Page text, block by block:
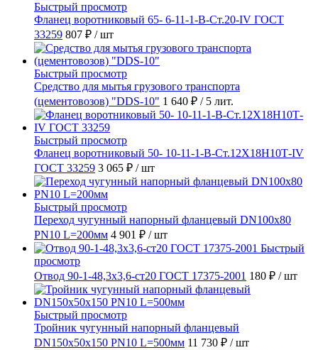
Быстрый просмотр
Фланец воротниковый 65- 6-11-1-B-Ст.20-IV ГОСТ
33259 807 ₽ / шт
Быстрый просмотр
Средство для мытья грузового транспорта
(цементовозов) "DDS-10" 1 640 ₽ / 5 лит.
Быстрый просмотр
Фланец воротниковый 50- 10-11-1-B-Ст.12Х18Н10Т-IV
ГОСТ 33259 3 065 ₽ / шт
Быстрый просмотр
Переход чугунный напорный фланцевый DN100х80
PN10 L=200мм 4 901 ₽ / шт
Быстрый
просмотр
Отвод 90-1-48,3х3,6-ст20 ГОСТ 17375-2001 180 ₽ / шт
Быстрый просмотр
Тройник чугунный напорный фланцевый
DN150х50х150 PN10 L=500мм 11 730 ₽ / шт